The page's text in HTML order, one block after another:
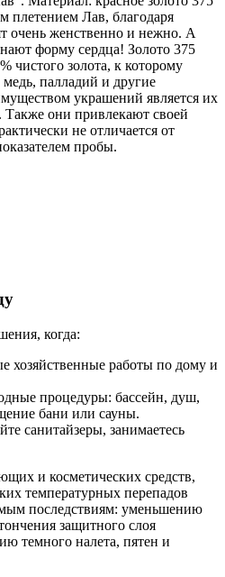
Лав, благодаря
очень женственно и нежно. А
форму сердца! Золото 375
чистого золота, к которому
медь, палладий и другие
украшений является их
Также они привлекают своей
не отличается от
пробы.
когда:
хозяйственные работы по дому и
процедуры: бассейн, душ,
бани или сауны.
санитайзеры, занимаетесь
и косметических средств,
температурных перепадов
последствиям: уменьшению
защитного слоя
темного налета, пятен и